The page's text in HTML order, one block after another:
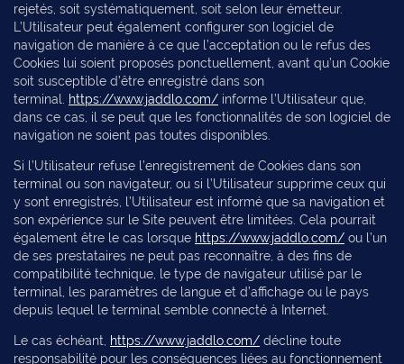
rejetés, soit systématiquement, soit selon leur émetteur.
L’Utilisateur peut également configurer son logiciel de
navigation de manière à ce que l’acceptation ou le refus des
Cookies lui soient proposés ponctuellement, avant qu’un Cookie
soit susceptible d’être enregistré dans son
terminal. https://www.jaddlo.com/ informe l’Utilisateur que,
dans ce cas, il se peut que les fonctionnalités de son logiciel de
navigation ne soient pas toutes disponibles.
Si l’Utilisateur refuse l’enregistrement de Cookies dans son
terminal ou son navigateur, ou si l’Utilisateur supprime ceux qui
y sont enregistrés, l’Utilisateur est informé que sa navigation et
son expérience sur le Site peuvent être limitées. Cela pourrait
également être le cas lorsque https://www.jaddlo.com/ ou l’un
de ses prestataires ne peut pas reconnaître, à des fins de
compatibilité technique, le type de navigateur utilisé par le
terminal, les paramètres de langue et d’affichage ou le pays
depuis lequel le terminal semble connecté à Internet.
Le cas échéant, https://www.jaddlo.com/ décline toute
responsabilité pour les conséquences liées au fonctionnement